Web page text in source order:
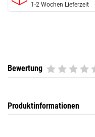
1-2 Wochen Lieferzeit
Bewertung
Produktinformationen